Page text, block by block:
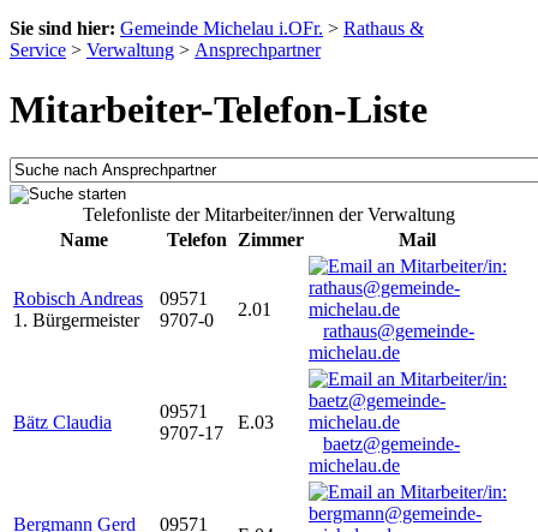
Sie sind hier: Gemeinde Michelau i.OFr. > Rathaus &
Service > Verwaltung > Ansprechpartner
Mitarbeiter-Telefon-Liste
Telefonliste der Mitarbeiter/innen der Verwaltung
Name
Telefon Zimmer Mail
Robisch Andreas
1. Bürgermeister
09571
9707-0
2.01
rathaus@gemeinde-
michelau.de
Bätz Claudia
09571
9707-17
E.03
baetz@gemeinde-
michelau.de
Bergmann Gerd
09571